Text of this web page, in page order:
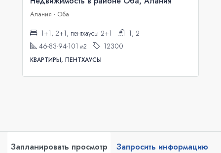
Алания - Оба
1+1, 2+1, пентхаусы 2+1
1, 2
46-83-94-101 м2 12300
КВАРТИРЫ, ПЕНТХАУСЫ
Запланировать просмотр Запросить информацию